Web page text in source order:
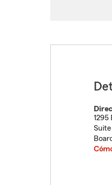
1295
Suite